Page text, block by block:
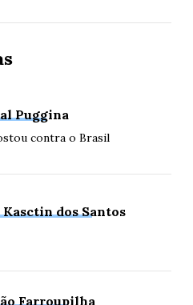
Puggina
contra o Brasil
dos Santos
Farroupilha